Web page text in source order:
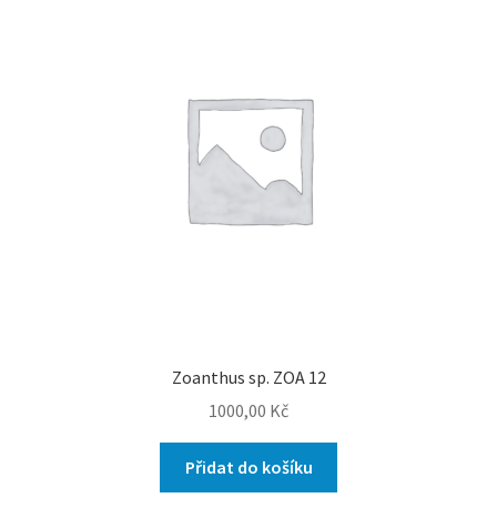
Zoanthus sp. ZOA 12
1000,00 Kč
Přidat do košíku